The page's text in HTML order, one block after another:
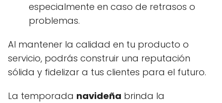
especialmente en caso de retrasos o
problemas.
Al mantener la calidad en tu producto o
servicio, podrás construir una reputación
sólida y fidelizar a tus clientes para el futuro.
La temporada navideña brinda la